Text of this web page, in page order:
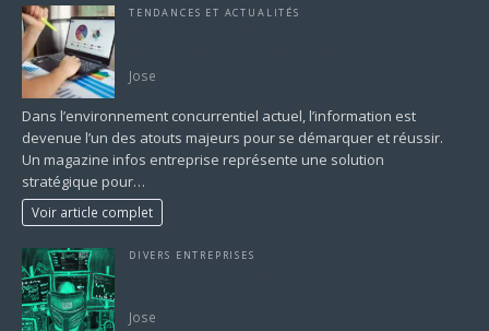
TENDANCES ET ACTUALITÉS
Jose
Dans l’environnement concurrentiel actuel, l’information est
devenue l’un des atouts majeurs pour se démarquer et réussir.
Un magazine infos entreprise représente une solution
stratégique pour…
Voir article complet
DIVERS ENTREPRISES
Jose